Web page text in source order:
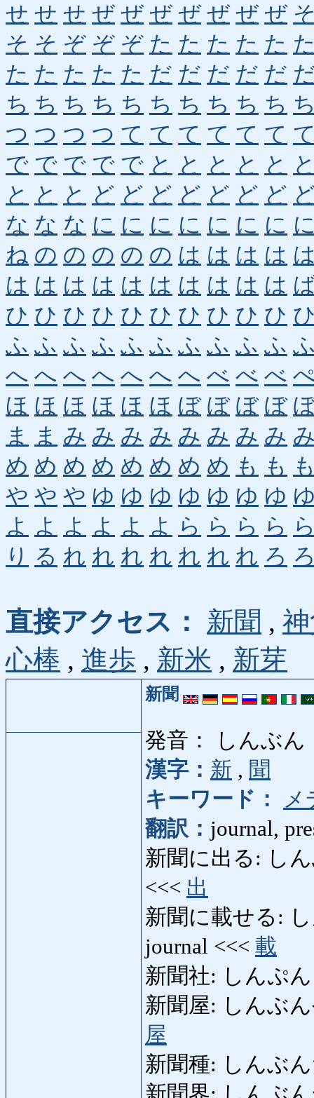
せ せ せ ぜ ぜ ぜ ぜ ぜ ぜ ぜ
そ そ ぞ ぞ ぞ た た た た た
た た た た た だ だ だ だ だ
ち ち ち ち ち ち ち ち ち ち
つ つ つ つ て て て て て て
で で で で で と と と と と
と と と ど ど ど ど ど ど ど
な な な に に に に に に に
ね の の の の の は は は は
は は は は は は は は は は
ひ ひ ひ ひ ひ ひ ひ ひ ひ ひ
ふ ふ ふ ふ ふ ふ ふ ふ ふ ふ
へ へ へ へ へ へ へ べ べ べ
ほ ほ ほ ほ ほ ほ ぼ ぼ ぼ ぼ
ま
ま み み み み み み み み
め め め め め め め め も も
や や や ゆ ゆ ゆ ゆ ゆ ゆ ゆ
よ よ よ よ よ よ ら ら ら ら
り る れ れ れ れ れ れ れ ろ
直接アクセス： 新聞 ,
心棒 , 進歩 , 新米 , 新芽
新聞
発音： しんぶん
漢字： 新 , 聞
キーワード：
メ
翻訳： journal,
新聞に出る: しん
<<< 出
新聞に載せる:
journal <<< 載
新聞社: しんぷん
新聞屋: しんぶん
屋
新聞種: しんぶ